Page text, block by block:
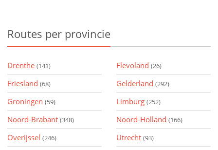
Routes per provincie
Drenthe (141) Flevoland (26)
Friesland (68) Gelderland (292)
Groningen (59) Limburg (252)
Noord-Brabant (348) Noord-Holland (166)
Overijssel (246) Utrecht (93)